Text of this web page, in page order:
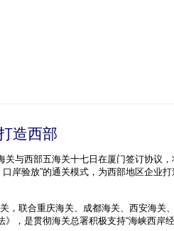
造西部
关与西部五海关十七日在厦门签订协议，
岸验放”的通关模式，为西部地区企业
，联合重庆海关、成都海关、西安海关
》，是贯彻海关总署积极支持“海峡西岸